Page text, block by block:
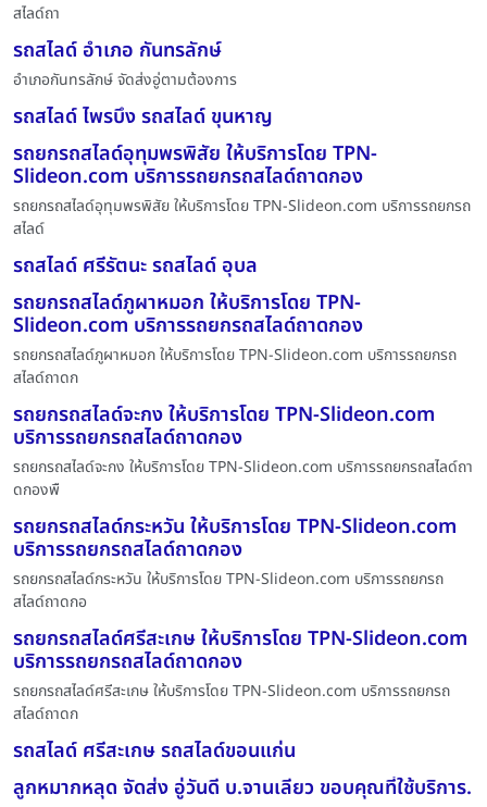
สไลด์ถา
รถสไลด์ อำเภอ กันทรลักษ์
อำเภอกันทรลักษ์ จัดส่งอู่ตามต้องการ
รถสไลด์ ไพรบึง รถสไลด์ ขุนหาญ
รถยกรถสไลด์อุทุมพรพิสัย ให้บริการโดย TPN-
Slideon.com บริการรถยกรถสไลด์ถาดกอง
รถยกรถสไลด์อุทุมพรพิสัย ให้บริการโดย TPN-Slideon.com บริการรถยกรถ
สไลด์
รถสไลด์ ศรีรัตนะ รถสไลด์ อุบล
รถยกรถสไลด์ภูผาหมอก ให้บริการโดย TPN-
Slideon.com บริการรถยกรถสไลด์ถาดกอง
รถยกรถสไลด์ภูผาหมอก ให้บริการโดย TPN-Slideon.com บริการรถยกรถ
สไลด์ถาดก
รถยกรถสไลด์จะกง ให้บริการโดย TPN-Slideon.com
บริการรถยกรถสไลด์ถาดกอง
รถยกรถสไลด์จะกง ให้บริการโดย TPN-Slideon.com บริการรถยกรถสไลด์ถา
ดกองพื
รถยกรถสไลด์กระหวัน ให้บริการโดย TPN-Slideon.com
บริการรถยกรถสไลด์ถาดกอง
รถยกรถสไลด์กระหวัน ให้บริการโดย TPN-Slideon.com บริการรถยกรถ
สไลด์ถาดกอ
รถยกรถสไลด์ศรีสะเกษ ให้บริการโดย TPN-Slideon.com
บริการรถยกรถสไลด์ถาดกอง
รถยกรถสไลด์ศรีสะเกษ ให้บริการโดย TPN-Slideon.com บริการรถยกรถ
สไลด์ถาดก
รถสไลด์ ศรีสะเกษ รถสไลด์ขอนแก่น
ลูกหมากหลุด จัดส่ง อู่วันดี บ.จานเลียว ขอบคุณที่ใช้บริการ.